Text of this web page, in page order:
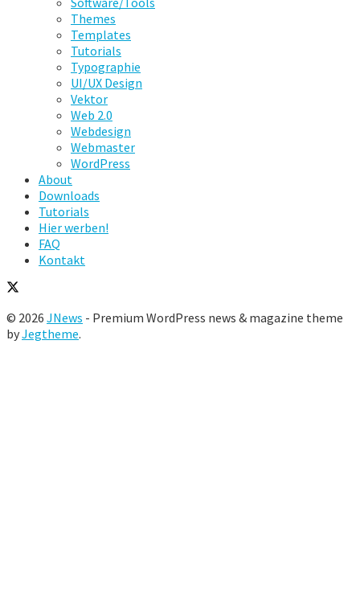
Themes
Templates
Tutorials
Typographie
UI/UX Design
Vektor
Web 2.0
Webdesign
Webmaster
WordPress
About
Downloads
Tutorials
Hier werben!
FAQ
Kontakt
© 2026 JNews - Premium WordPress news & magazine theme
byJegtheme.